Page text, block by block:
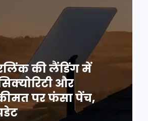
की लैंडिंग में
और
पर फंसा पेंच,